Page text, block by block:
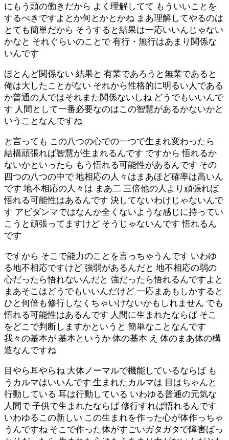
にもう頭の働きだから よく理解してて もういいことを
するべきですよとか何とかとかね まあ理解してやるのは
とても簡単だから そうすると結果は一応いいんじゃない
かなと それぐらいのことで 有行・無行はあまり関係な
いんです
ほとんど関係ない 結果と 有業であろうと無業であると
俺は大したことがない それから性格的に明るい人である
か普通の人ではそれまた関係ないしね どうでもいいんで
す 人間として一番必要なのはこの智慧があるかないかと
いうことなんですね
と言っても この八つの心での一つで生まれ変わったら
結構頑張れば智慧が生まれるんです ですから 悟れるか
ないかといったら もう悟れる可能性があるんです その
四つの八つの中で 地相応の人々はまあほど確率は高いん
です 地不相応の人々は まあ二 三倍他の人より頑張れば
悟れる可能性はあるんです 決してないわけじゃないんで
す アビダンマではなんか全くないような感じに持ってい
こうと頑張ってますけど そうじゃないんです 悟れるん
です
ですから そこで能力のことを言っちゃうんです いわゆ
る地不相応ですけど 強弱があるんだと 地不相応の弱の
心だったら悟れないんだと 強だったら悟れるんですよと
まあそこはどうでもいいんだけど 一応まあもしかすると
ひと何倍も修行しなくちゃいけないかもしれません でも
悟れる可能性はあるんです 人間に生まれたならば そこ
をどこで判断しますかというと 簡単なことなんです
我々の基本が 基本というか 体の基本 え 体のまあ体の構
造なんですね
目やら耳やらね 大体ノーマルで機能しているならば も
うカルマはいいんです 生まれたカルマは 目はちゃんと
行動している 耳は行動している いわゆる普通の元気な
人間で 子供で生まれたならば 修行すれば悟れるんです
いわゆるこの新しい この生まれを作った心が体作っちゃ
うんですね そこで作った体がすごいガタガタで障害ばっ